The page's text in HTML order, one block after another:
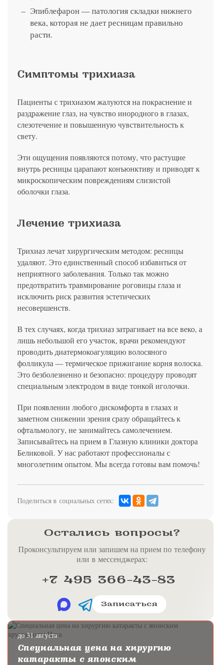
Эпиблефарон — патология складки нижнего
века, которая не дает ресницам правильно
расти.
Симптомы трихиаза
Пациенты с трихиазом жалуются на покраснение и
раздражение глаз, на чувство инородного в глазах,
слезотечение и повышенную чувствительность к
свету.
Эти ощущения появляются потому, что растущие
внутрь ресницы царапают конъюнктиву и приводят к
микроскопическим повреждениям слизистой
оболочки глаза.
Лечение трихиаза
Трихиаз лечат хирургическим методом: ресницы
удаляют. Это единственный способ избавиться от
неприятного заболевания. Только так можно
предотвратить травмирование роговицы глаза и
исключить риск развития эстетических
несовершенств.
В тех случаях, когда трихиаз затрагивает на все веко, а
лишь небольшой его участок, врачи рекомендуют
проводить диатермокоагуляцию волосяного
фолликула — термическое прижигание корня волоска.
Это безболезненно и безопасно: процедуру проводят
специальным электродом в виде тонкой иголочки.
При появлении любого дискомфорта в глазах и
заметном снижении зрения сразу обращайтесь к
офтальмологу, не занимайтесь самолечением.
Записывайтесь на прием в Глазную клиники доктора
Беликовой. У нас работают профессионалы с
многолетним опытом. Мы всегда готовы вам помочь!
Поделиться в социальных сетях:
Остались вопросы?
Проконсультируем или запишем на прием по телефону
или в мессенджерах:
+7 495 366-43-83
Записаться
до 31 августа
Специальная цена на хирургию
катаракты с японским